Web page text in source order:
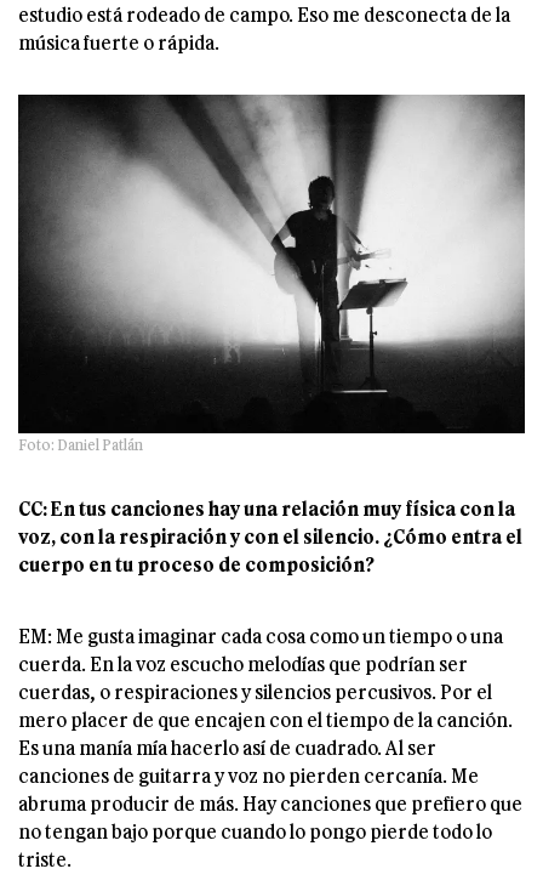
estudio está rodeado de campo. Eso me desconecta de la
música fuerte o rápida.
Foto: Daniel Patlán
CC: En tus canciones hay una relación muy física con la
voz, con la respiración y con el silencio. ¿Cómo entra el
cuerpo en tu proceso de composición?
EM: Me gusta imaginar cada cosa como un tiempo o una
cuerda. En la voz escucho melodías que podrían ser
cuerdas, o respiraciones y silencios percusivos. Por el
mero placer de que encajen con el tiempo de la canción.
Es una manía mía hacerlo así de cuadrado. Al ser
canciones de guitarra y voz no pierden cercanía. Me
abruma producir de más. Hay canciones que prefiero que
no tengan bajo porque cuando lo pongo pierde todo lo
triste.